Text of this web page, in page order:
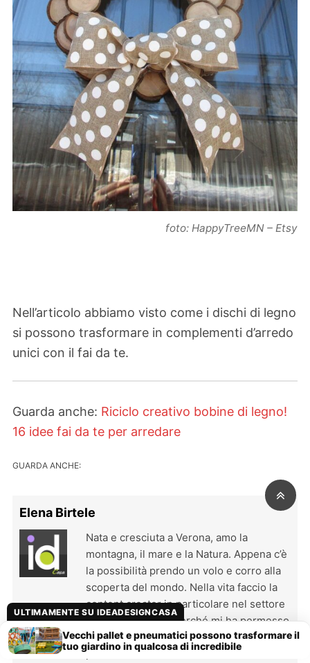
foto: HappyTreeMN – Etsy
Nell’articolo abbiamo visto come i dischi di legno
si possono trasformare in complementi d’arredo
unici con il fai da te.
Guarda anche: Riciclo creativo bobine di legno!
16 idee fai da te per arredare
GUARDA ANCHE:
Elena Birtele
Nata e cresciuta a Verona, amo la
montagna, il mare e la Natura. Appena c’è
la possibilità prendo un volo e corro alla
scoperta del mondo. Nella vita faccio la
content creator in particolare nel settore
dell’arredamento, perché mi ha permesso
di coniugare altre due mie grandi
passioni: la scrittura creativa e l’interior
ULTIMAMENTE SU IDEADESIGNCASA
Vecchi pallet e pneumatici possono trasformare il
tuo giardino in qualcosa di incredibile